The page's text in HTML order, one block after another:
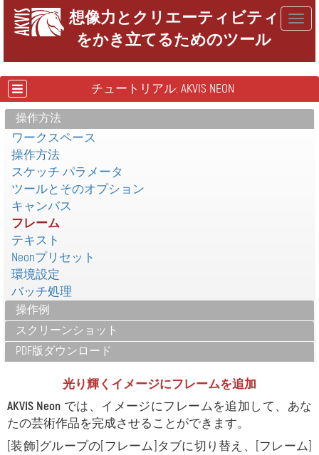
想像力とクリエーティビティ
をかき立てるためのツール
チュートリアル: AKVIS NEON
操作方法
ワークスペース
操作方法
スケッチ パラメータ
ツールとそのオプション
キャンバス
フレーム
テキスト
Neonプリセット
環境設定
バッチ処理
操作例
スクリーンショット
PDF版ダウンロード
光り輝くイメージにフレームを追加
AKVIS Neon では、イメージにフレームを追加して、あな
たの芸術作品を完成させることができます。
[装飾]グループの [フレーム]タブに切り替え、[フレーム]